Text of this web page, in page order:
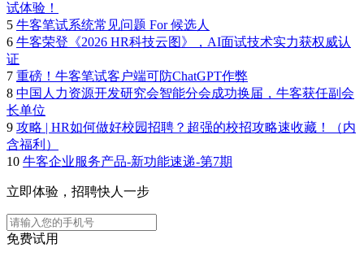
试体验！
5 牛客笔试系统常见问题 For 候选人
6 牛客荣登《2026 HR科技云图》，AI面试技术实力获权威认
证
7 重磅！牛客笔试客户端可防ChatGPT作弊
8 中国人力资源开发研究会智能分会成功换届，牛客获任副会
长单位
9 攻略 | HR如何做好校园招聘？超强的校招攻略速收藏！（内
含福利）
10 牛客企业服务产品-新功能速递-第7期
立即体验，招聘快人一步
免费试用